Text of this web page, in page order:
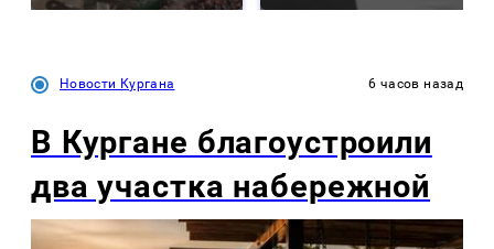
Новости Кургана 6 часов назад
В Кургане благоустроили
два участка набережной